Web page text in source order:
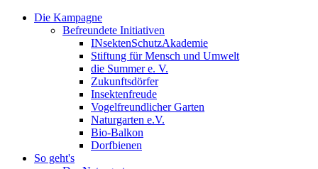
Die Kampagne
Befreundete Initiativen
INsektenSchutzAkademie
Stiftung für Mensch und Umwelt
die Summer e. V.
Zukunftsdörfer
Insektenfreude
Vogelfreundlicher Garten
Naturgarten e.V.
Bio-Balkon
Dorfbienen
So geht's